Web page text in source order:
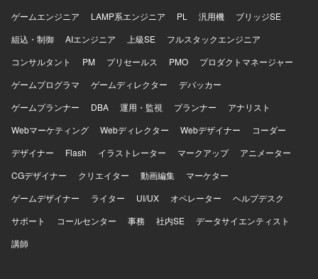
ゲームエンジニア
LAMP系エンジニア PL 汎用機
ブリッジSE
組込・制御
AIエンジニア 上級SE
フルスタックエンジニア
コンサルタント
PM プリセールス PMO
プロダクトマネージャー
ゲームプログラマ
ゲームディレクター
デバッカー
ゲームプランナー
DBA 運用・監視 プランナー
アナリスト
Webマーケティング
Webディレクター Webデザイナー
コーダー
デザイナー
Flash イラストレーター マークアップ
アニメーター
CGデザイナー
クリエイター 動画編集
マーケター
ゲームデザイナー
ライター UI/UX オペレーター
ヘルプデスク
サポート
コールセンター 事務 社内SE
データサイエンティスト
講師